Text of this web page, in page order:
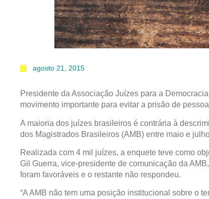
agosto 21, 2015
Presidente da Associação Juízes para a
movimento importante para evitar a prisão de
A maioria dos juízes brasileiros é contrária à
dos Magistrados Brasileiros (AMB) entre maio e
Realizada com 4 mil juízes, a enquete teve como
Gil Guerra, vice-presidente de comunicação da
foram favoráveis e o restante não respondeu.
“A AMB não tem uma posição institucional sobre o